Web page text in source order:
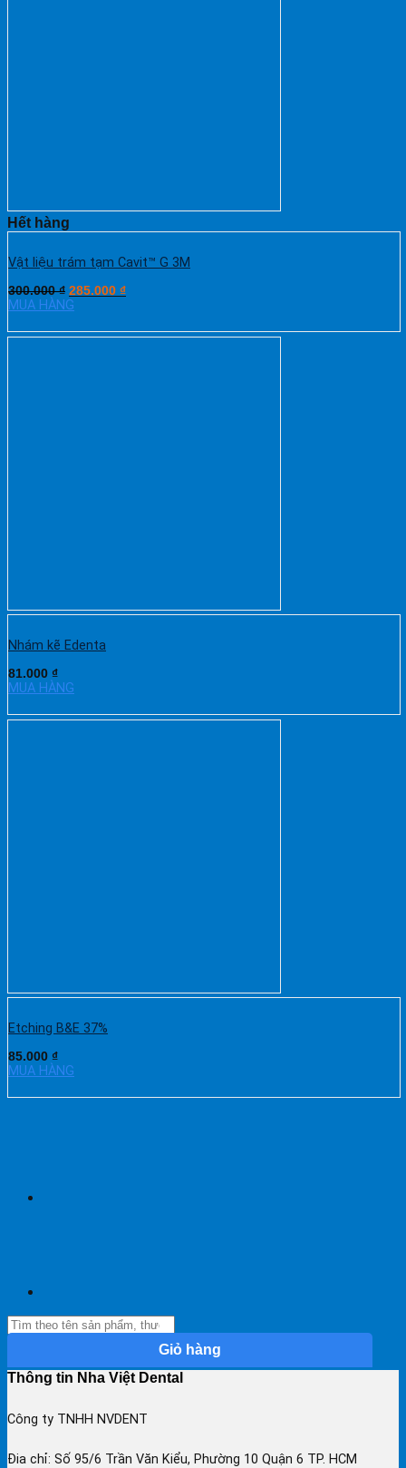
Hết hàng
Vật liệu trám tạm Cavit™ G 3M
300.000₫ 285.000 ₫
MUA HÀNG
Nhám kẽ Edenta
81.000 ₫
MUA HÀNG
Etching B&E 37%
85.000 ₫
MUA HÀNG
Giỏ hàng
Thông tin Nha Việt Dental
Công ty TNHH NVDENT
Đia chỉ: Số 95/6 Trần Văn Kiểu, Phường 10 Quận 6 TP. HCM